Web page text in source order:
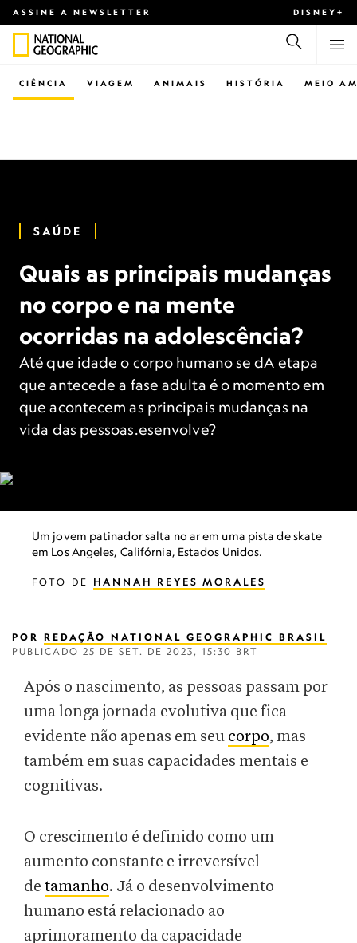
ASSINE A NEWSLETTER DISNEY+
CIÊNCIA VIAGEM ANIMAIS HISTÓRIA MEIO
SAÚDE
Quais as principais mudanças
no corpo e na mente
ocorridas na adolescência?
Até que idade o corpo humano se dA etapa
que antecede a fase adulta é o momento em
que acontecem as principais mudanças na
vida das pessoas.esenvolve?
Um jovem patinador salta no ar em uma pista de skate
em Los Angeles, Califórnia, Estados Unidos.
FOTO DE HANNAH REYES MORALES
POR REDAÇÃO NATIONAL GEOGRAPHIC BRASIL
PUBLICADO 25 DE SET. DE 2023, 15:30 BRT
Após o nascimento, as pessoas passam por
uma longa jornada evolutiva que fica
evidente não apenas em seu corpo, mas
também em suas capacidades mentais e
cognitivas.
O crescimento é definido como um
aumento constante e irreversível
de tamanho. Já o desenvolvimento
humano está relacionado ao
aprimoramento da capacidade